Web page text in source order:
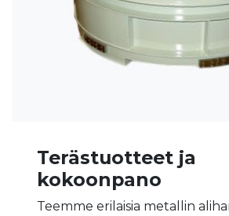
Terästuotteet ja
kokoonpano
Teemme erilaisia metallin